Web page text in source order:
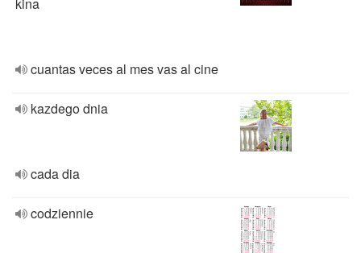
cuantas veces al mes vas al cine
kazdego dnia
cada dia
codziennie